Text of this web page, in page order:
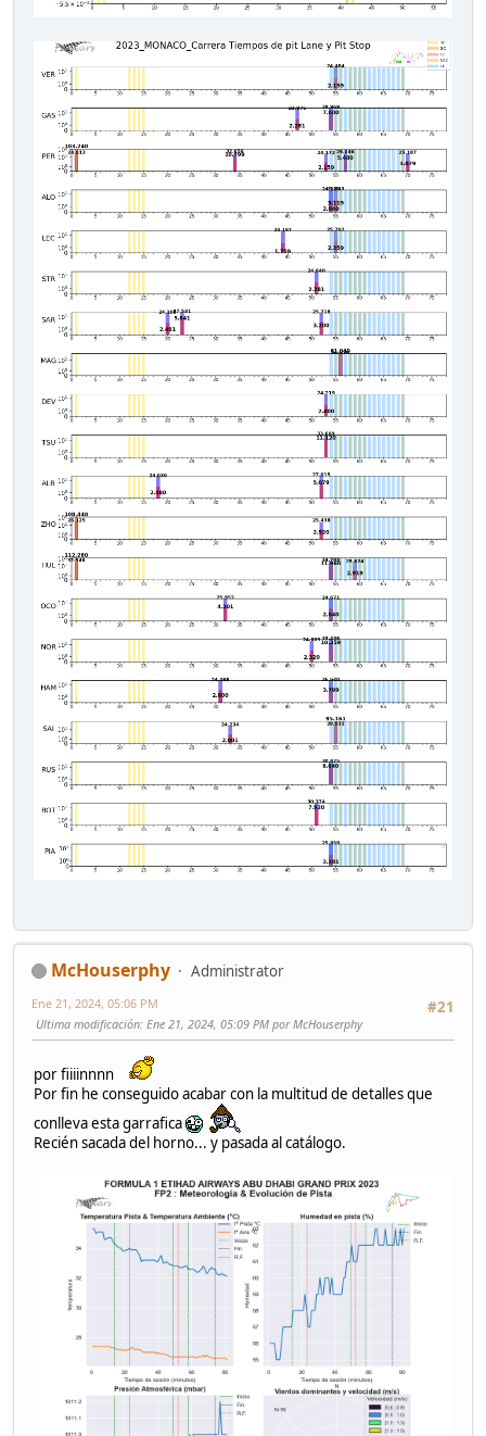
McHouserphy
Administrator
#21
Ene 21, 2024, 05:06 PM
Ultima modificación: Ene 21, 2024, 05:09 PM por McHouserphy
por fiiiinnnn
Por fin he conseguido acabar con la multitud de detalles que
conlleva esta garrafica
Recién sacada del horno... y pasada al catálogo.